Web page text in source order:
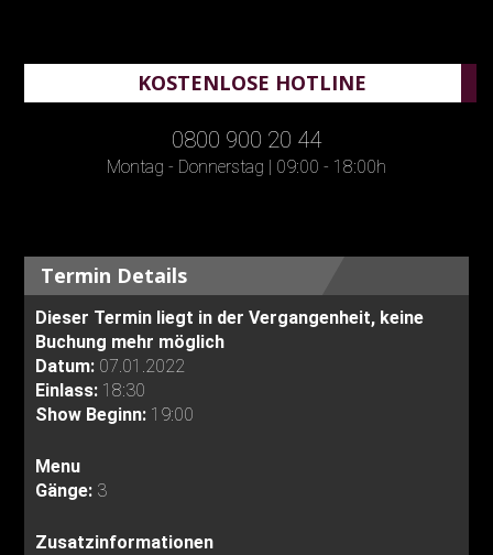
KOSTENLOSE HOTLINE
0800 900 20 44
Montag - Donnerstag | 09:00 - 18:00h
Termin Details
Dieser Termin liegt in der Vergangenheit, keine
Buchung mehr möglich
Datum: 07.01.2022
Einlass: 18:30
Show Beginn: 19:00
Menu
Gänge: 3
Zusatzinformationen